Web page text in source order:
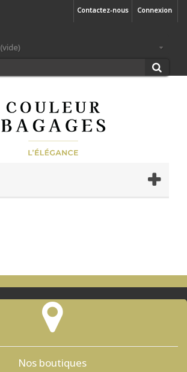
Connexion
Contactez-nous
(vide)
Nos boutiques